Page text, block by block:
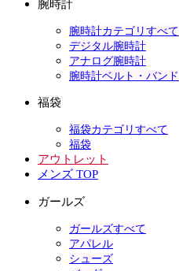
腕時計
腕時計カテゴリすべて
デジタル腕時計
アナログ腕時計
腕時計ベルト・バンド
福袋
福袋カテゴリすべて
福袋
アウトレット
メンズ TOP
ガールズ
ガールズすべて
アパレル
シューズ